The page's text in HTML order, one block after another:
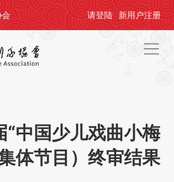
会 请登陆 新用户注册
“中国少儿戏曲小梅
体节目）终审结果